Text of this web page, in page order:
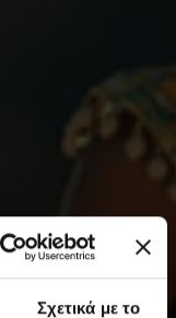
Σχετικά με το